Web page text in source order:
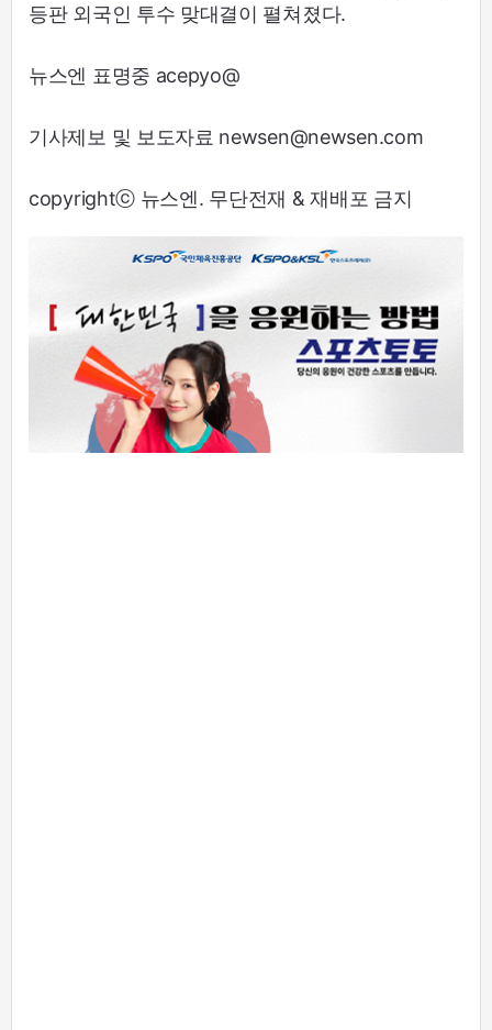
등판 외국인 투수 맞대결이 펼쳐졌다.
뉴스엔 표명중 acepyo@
기사제보 및 보도자료 newsen@newsen.com
copyrightⓒ 뉴스엔. 무단전재 & 재배포 금지